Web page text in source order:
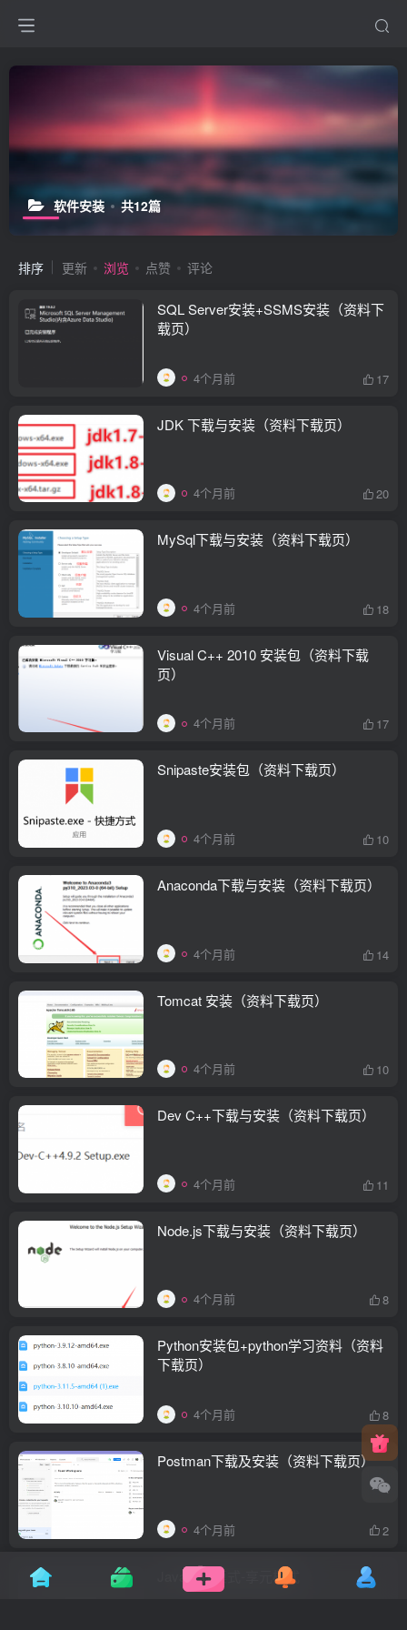
软件安装 共12篇
排序 更新 浏览 点赞 评论
SQL Server安装+SSMS安装（资料下
载页）
4个月前 17
JDK 下载与安装（资料下载页）
4个月前 20
MySql下载与安装（资料下载页）
4个月前 18
Visual C++ 2010 安装包（资料下载
页）
4个月前 17
Snipaste安装包（资料下载页）
4个月前 10
Anaconda下载与安装（资料下载页）
4个月前 14
Tomcat 安装（资料下载页）
4个月前 10
Dev C++下载与安装（资料下载页）
4个月前 11
Node.js下载与安装（资料下载页）
4个月前 8
Python安装包+python学习资料（资料
下载页）
4个月前 8
Postman下载及安装（资料下载页）
4个月前 2
Java设计模式-享元模式